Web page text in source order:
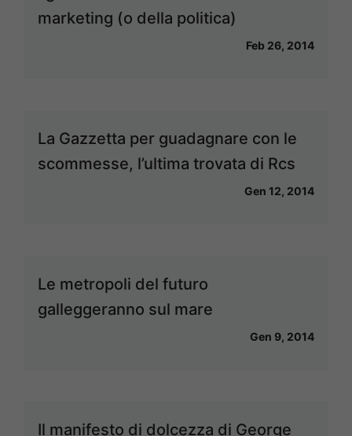
marketing (o della politica)
Feb 26, 2014
La Gazzetta per guadagnare con le
scommesse, l’ultima trovata di Rcs
Gen 12, 2014
Le metropoli del futuro
galleggeranno sul mare
Gen 9, 2014
Il manifesto di dolcezza di George